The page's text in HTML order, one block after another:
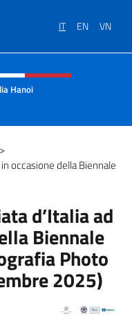
IT EN VN
e menù
Hanoi
>
occasione della Biennale
d’Italia ad
Biennale
Photo
2025)